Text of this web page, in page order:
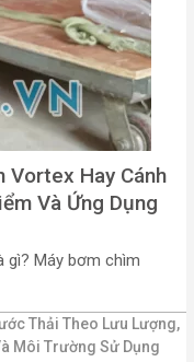
Vortex Hay Cánh
Và Ứng Dụng
gì? Máy bơm chìm
Thải Theo Lưu Lượng,
Môi Trường Sử Dụng